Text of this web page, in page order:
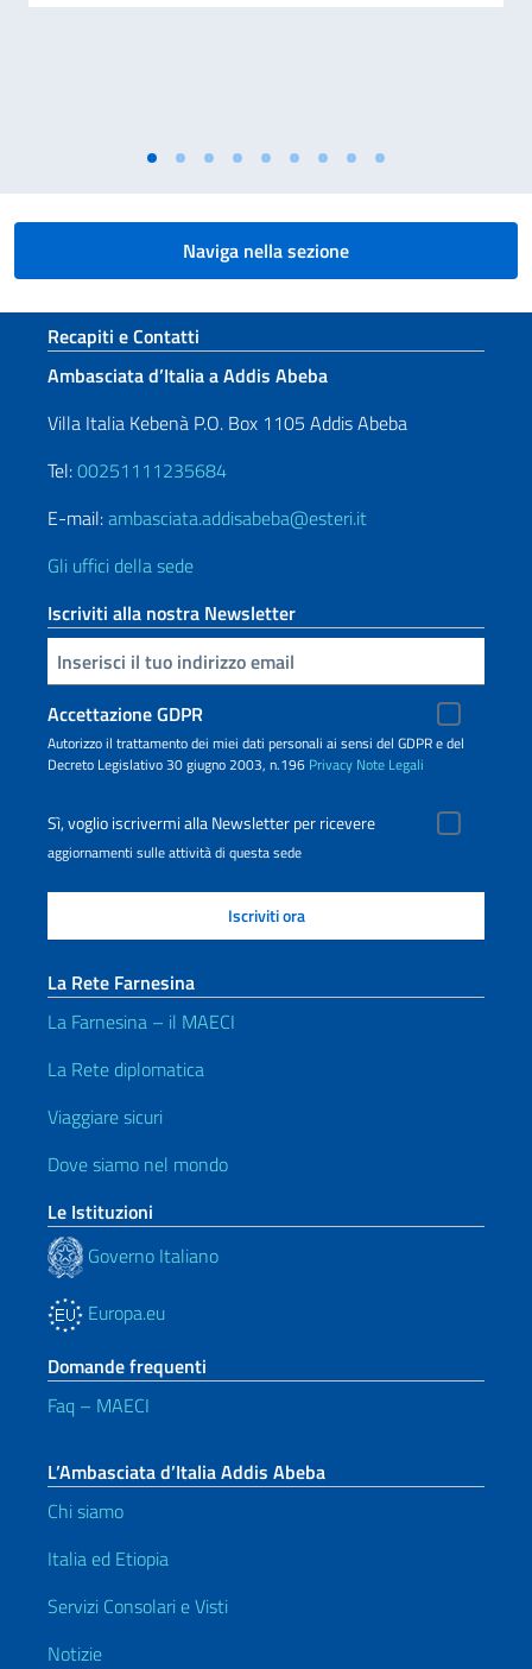
Naviga nella sezione
Sezione footer
Recapiti e Contatti
Ambasciata d’Italia a Addis Abeba
Villa Italia Kebenà P.O. Box 1105 Addis Abeba
Tel:00251111235684
E-mail:ambasciata.addisabeba@esteri.it
Gli uffici della sede
Iscriviti alla nostra Newsletter
Inserisci la tua email
Accettazione GDPR
Autorizzo il trattamento dei miei dati personali ai sensi del GDPR e del
Decreto Legislativo 30 giugno 2003, n.196 Privacy Note Legali
Sì, voglio iscrivermi alla Newsletter per ricevere
aggiornamenti sulle attività di questa sede
La Rete Farnesina
La Farnesina – il MAECI
La Rete diplomatica
Viaggiare sicuri
Dove siamo nel mondo
Le Istituzioni
Governo Italiano
Europa.eu
Domande frequenti
Faq – MAECI
L’Ambasciata d’Italia Addis Abeba
Chi siamo
Italia ed Etiopia
Servizi Consolari e Visti
Notizie